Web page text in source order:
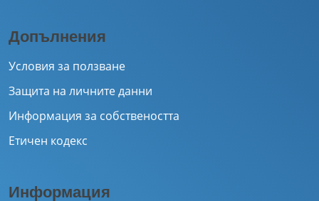
Допълнения
Условия за ползване
Защита на личните данни
Информация за собствеността
Етичен кодекс
Информация